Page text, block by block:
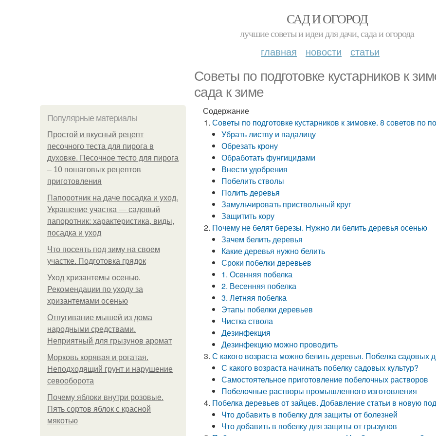
САД И ОГОРОД
лучшие советы и идеи для дачи, сада и огорода
главная новости статьи
Советы по подготовке кустарников к
сада к зиме
Популярные материалы
Простой и вкусный рецепт
песочного теста для пирога в
духовке. Песочное тесто для пирога
– 10 пошаговых рецептов
приготовления
Папоротник на даче посадка и уход.
Украшение участка — садовый
папоротник: характеристика, виды,
посадка и уход
Что посеять под зиму на своем
участке. Подготовка грядок
Уход хризантемы осенью.
Рекомендации по уходу за
хризантемами осенью
Отпугивание мышей из дома
народными средствами.
Неприятный для грызунов аромат
Морковь корявая и рогатая.
Неподходящий грунт и нарушение
севооборота
Почему яблоки внутри розовые.
Пять сортов яблок с красной
мякотью
Содержание
Советы по подготовке кустарников к зимовке. 8 советов по
Убрать листву и падалицу
Обрезать крону
Обработать фунгицидами
Внести удобрения
Побелить стволы
Полить деревья
Замульчировать приствольный круг
Защитить кору
Почему не белят березы. Нужно ли белить деревья осенью
Зачем белить деревья
Какие деревья нужно белить
Сроки побелки деревьев
1. Осенняя побелка
2. Весенняя побелка
3. Летняя побелка
Этапы побелки деревьев
Чистка ствола
Дезинфекция
Дезинфекцию можно проводить
С какого возраста можно белить деревья. Побелка садовых
С какого возраста начинать побелку садовых культур?
Самостоятельное приготовление побелочных растворов
Побелочные растворы промышленного изготовления
Побелка деревьев от зайцев. Добавление статьи в новую
Что добавить в побелку для защиты от болезней
Что добавить в побелку для защиты от грызунов